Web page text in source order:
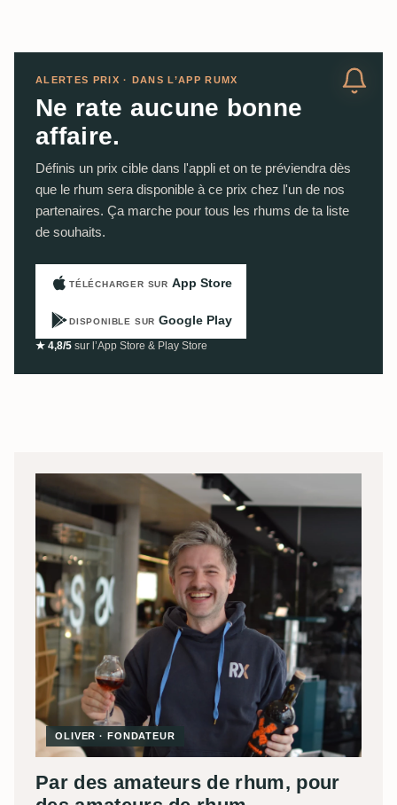
ALERTES PRIX · DANS L’APP RUMX
Ne rate aucune bonne
affaire.
Définis un prix cible dans l'appli et on te préviendra dès
que le rhum sera disponible à ce prix chez l'un de nos
partenaires. Ça marche pour tous les rhums de ta liste
de souhaits.
TÉLÉCHARGER SUR App Store
DISPONIBLE SUR Google Play
★ 4,8/5 sur l’App Store & Play Store
OLIVER · FONDATEUR
Par des amateurs de rhum, pour